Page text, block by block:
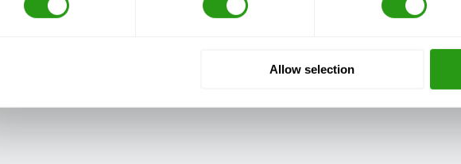
Allow selection